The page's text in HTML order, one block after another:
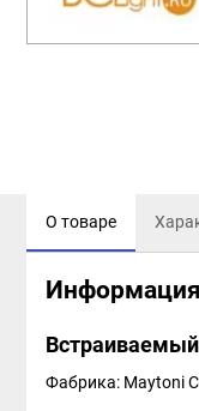
О товаре
Встраиваемый
Фабрика: Maytoni